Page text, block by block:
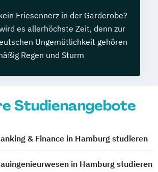
Friesennerz in der Garderobe?
es allerhöchste Zeit, denn zur
Ungemütlichkeit gehören
Regen und Sturm
Studienangebote
& Finance in Hamburg studieren
in Hamburg studieren